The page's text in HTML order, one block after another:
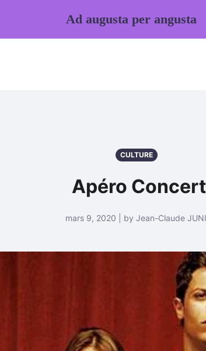
CULTURE
Apéro Concert
mars 9, 2020 | by Jean-Claude
Ad augusta per angusta